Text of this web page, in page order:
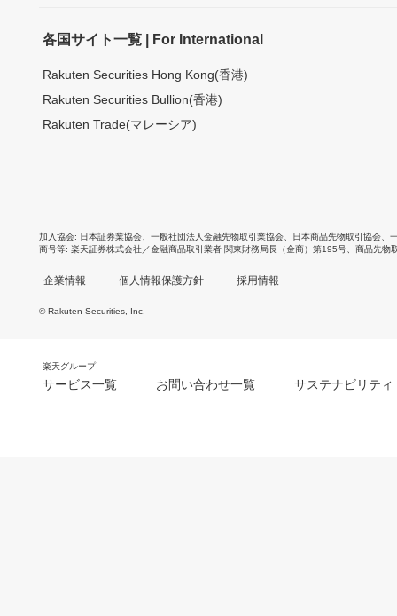
各国サイト一覧 | For International
Rakuten Securities Hong Kong(香港)
Rakuten Securities Bullion(香港)
Rakuten Trade(マレーシア)
加入協会 日本証券業協会 一般社団法人金融先物取引業協会 日本商品先物取引協会
商号等 楽天証券株式会社／金融商品取引業者 関東財務局長（金商）第195号、商品先物
企業情報 個人情報保護方針 採用情報
© Rakuten Securities, Inc.
楽天グループ
サービス一覧 お問い合わせ一覧 サステナビリティ